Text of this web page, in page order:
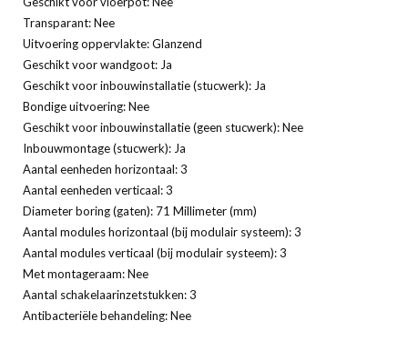
Transparant: Nee
Uitvoering oppervlakte: Glanzend
Geschikt voor wandgoot: Ja
Geschikt voor inbouwinstallatie (stucwerk): Ja
Bondige uitvoering: Nee
Geschikt voor inbouwinstallatie (geen stucwerk): Nee
Inbouwmontage (stucwerk): Ja
Aantal eenheden horizontaal: 3
Aantal eenheden verticaal: 3
Diameter boring (gaten): 71 Millimeter (mm)
Aantal modules horizontaal (bij modulair systeem): 3
Aantal modules verticaal (bij modulair systeem): 3
Met montageraam: Nee
Aantal schakelaarinzetstukken: 3
Antibacteriële behandeling: Nee